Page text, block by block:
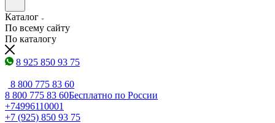
Каталог
По всему сайту
По каталогу
8 925 850 93 75
8 800 775 83 60
8 800 775 83 60Бесплатно по России
+74996110001
+7 (925) 850 93 75